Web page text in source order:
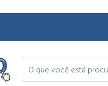
O que você está procurando?